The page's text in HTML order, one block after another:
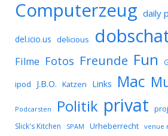
Computerzeug daily
del.icio.us delicious
Filme Fotos Freunde Fun
ipod J.B.O. Katzen Links Mac
Podcarsten Politik privat
Slick's Kitchen SPAM Urheberrecht venue